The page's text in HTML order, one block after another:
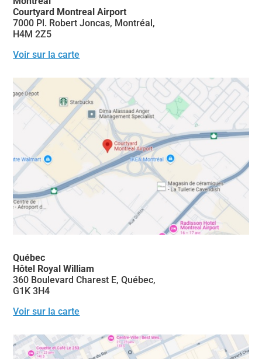
Courtyard Montreal Airport
7000 Pl. Robert Joncas, Montréal,
H4M 2Z5
Voir sur la carte
Québec
Hôtel Royal William
360 Boulevard Charest E, Québec,
G1K 3H4
Voir sur la carte